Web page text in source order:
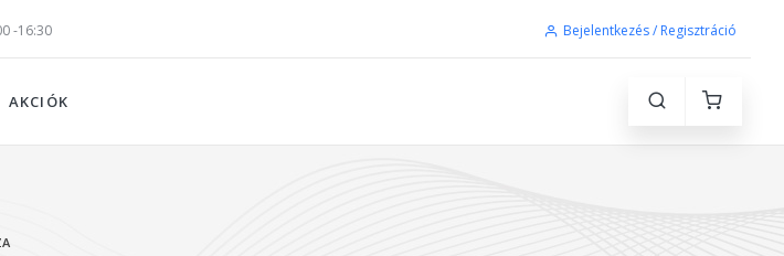
-16:30 Bejelentkezés / Regisztráció
AKCIÓK